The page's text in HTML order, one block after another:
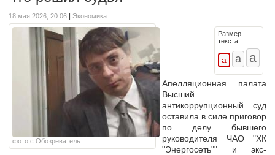
18 мая 2026, 20:06 Экономика
фото с Обозреватель
Размер
текста:
Апелляционная палата
Высший
антикоррупционный суд
оставила в силе приговор
по делу бывшего
руководителя ЧАО "ХК
"Энергосеть"" и экс-